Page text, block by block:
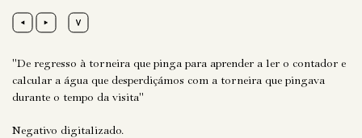
"De regresso à torneira que pinga para aprender a ler o contador e
calcular a água que desperdiçámos com a torneira que pingava
durante o tempo da visita"
Negativo digitalizado.